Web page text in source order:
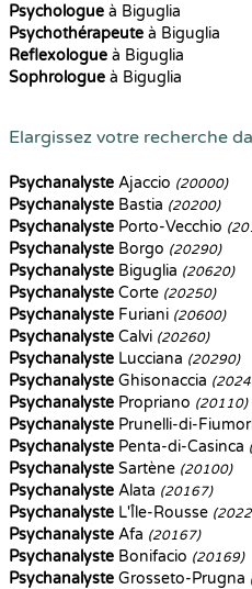
Psychologue à Biguglia
Psychothérapeute à Biguglia
Reflexologue à Biguglia
Sophrologue à Biguglia
Elargissez votre recherche
Psychanalyste Ajaccio (20000)
Psychanalyste Bastia (20200)
Psychanalyste Porto-Vecchio
Psychanalyste Borgo (20290)
Psychanalyste Biguglia (20620)
Psychanalyste Corte (20250)
Psychanalyste Furiani (20600)
Psychanalyste Calvi (20260)
Psychanalyste Lucciana (20290)
Psychanalyste Ghisonaccia
Psychanalyste Propriano (20110)
Psychanalyste Prunelli-di-
Psychanalyste Penta-di-Casinca
Psychanalyste Sartène (20100)
Psychanalyste Alata (20167)
Psychanalyste L'Île-Rousse
Psychanalyste Afa (20167)
Psychanalyste Bonifacio (20169)
Psychanalyste Grosseto-Prugna